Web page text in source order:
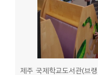
제주 국제학교도서관(브